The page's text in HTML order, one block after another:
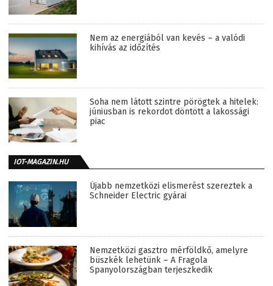
Nem az energiából van kevés – a valódi
kihívás az időzítés
Soha nem látott szintre pörögtek a hitelek:
júniusban is rekordot döntött a lakossági
piac
IOT-MAGAZIN.HU
Újabb nemzetközi elismerést szereztek a
Schneider Electric gyárai
Nemzetközi gasztro mérföldkő, amelyre
büszkék lehetünk – A Fragola
Spanyolországban terjeszkedik